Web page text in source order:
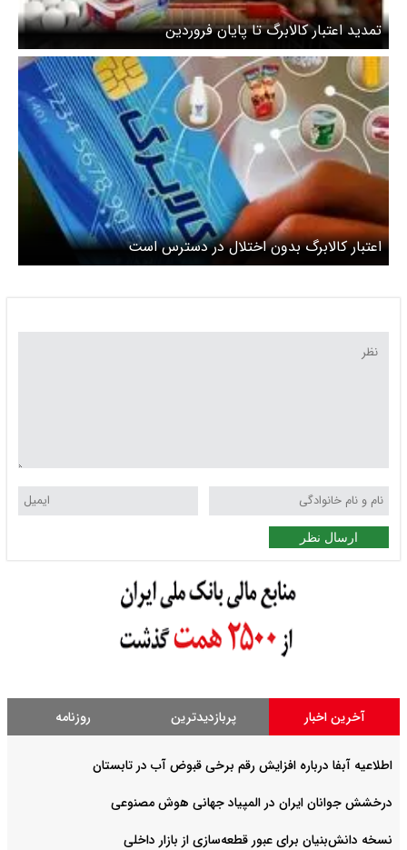
تمدید اعتبار کالابرگ تا پایان فروردین
اعتبار کالابرگ بدون اختلال در دسترس است
ارسال نظر
آخرین اخبار پربازدیدترین روزنامه
اطلاعیه آبفا درباره افزایش رقم برخی قبوض آب در تابستان
درخشش جوانان ایران در المپیاد جهانی هوش مصنوعی
نسخه دانش‌بنیان برای عبور قطعه‌سازی از بازار داخلی